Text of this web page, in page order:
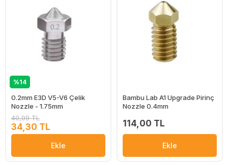
%14
0.2mm E3D V5-V6 Çelik
Nozzle - 1.75mm
40,09 TL
34,30 TL
Ekle
Bambu Lab A1 Upgrade Pirinç
Nozzle 0.4mm
114,00 TL
Ekle